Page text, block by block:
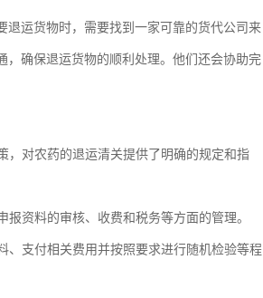
退运货物时，需要找到一家可靠的货代公司来
，确保退运货物的顺利处理。他们还会协助完
，对农药的退运清关提供了明确的规定和指
资料的审核、收费和税务等方面的管理。
、支付相关费用并按照要求进行随机检验等程